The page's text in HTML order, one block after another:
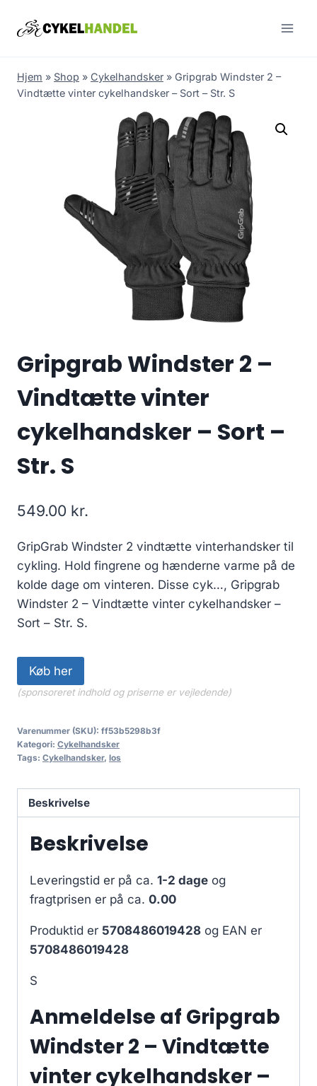
Hjem » Shop » Cykelhandsker » Gripgrab Windster 2 –
Vindtætte vinter cykelhandsker – Sort – Str. S
Gripgrab Windster 2 –
Vindtætte vinter
cykelhandsker – Sort –
Str. S
549.00 kr.
GripGrab Windster 2 vindtætte vinterhandsker til
cykling. Hold fingrene og hænderne varme på de
kolde dage om vinteren. Disse cyk…, Gripgrab
Windster 2 – Vindtætte vinter cykelhandsker –
Sort – Str. S.
Køb her
(sponsoreret indhold og priserne er vejledende)
Varenummer (SKU): ff53b5298b3f
Kategori: Cykelhandsker
Tags: Cykelhandsker, los
Beskrivelse
Beskrivelse
Leveringstid er på ca. 1-2 dage og
fragtprisen er på ca. 0.00
Produktid er 5708486019428 og EAN er
5708486019428
S
Anmeldelse af Gripgrab
Windster 2 – Vindtætte
vinter cykelhandsker –